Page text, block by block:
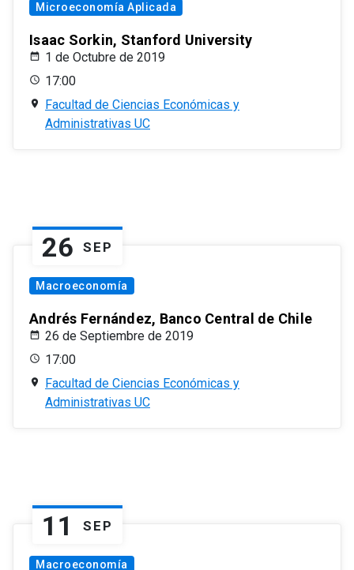
Microeconomía Aplicada
Isaac Sorkin, Stanford University
1 de Octubre de 2019
17:00
Facultad de Ciencias Económicas y
Administrativas UC
26 SEP
Macroeconomía
Andrés Fernández, Banco Central de Chile
26 de Septiembre de 2019
17:00
Facultad de Ciencias Económicas y
Administrativas UC
11 SEP
Macroeconomía